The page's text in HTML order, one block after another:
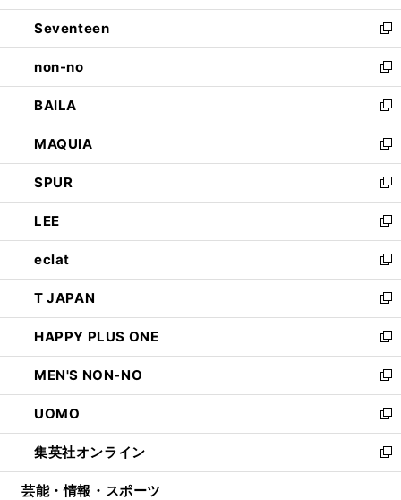
開
く
ウ
で
開
く
ン
ド
ウ
で
開
く
Seventeen
新
し
い
ウ
ィ
ン
ド
ウ
で
開
く
non-no
新
し
い
ウ
ィ
ン
ド
ウ
で
開
く
BAILA
新
し
い
ウ
ィ
ン
ド
ウ
で
開
く
MAQUIA
新
し
い
ウ
ィ
ン
ド
ウ
で
開
く
SPUR
新
し
い
ウ
ィ
ン
ド
ウ
で
開
く
LEE
新
し
い
ウ
ィ
ン
ド
ウ
で
開
く
eclat
新
し
い
ウ
ィ
ン
ド
ウ
で
開
く
T JAPAN
新
し
い
ウ
ィ
ン
ド
ウ
で
開
HAPPY PLUS ONE
新
し
い
ウ
ィ
ン
ド
ウ
MEN'S NON-NO
新
し
い
ウ
ィ
ン
UOMO
新
し
い
ウ
集英社オンライン
新
し
芸能・情報・スポーツ